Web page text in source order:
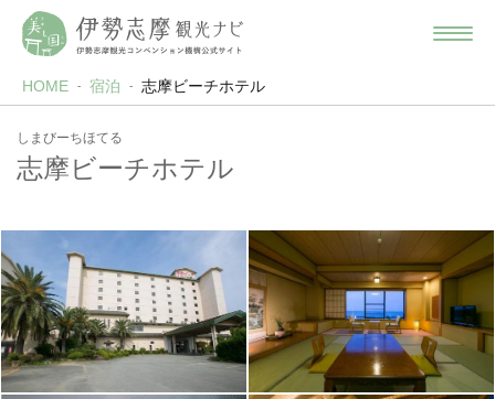
HOME 宿泊 志摩ビーチホテル
しまびーちほてる
志摩ビーチホテル